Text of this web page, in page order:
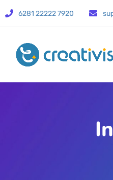
6281 22222 7920